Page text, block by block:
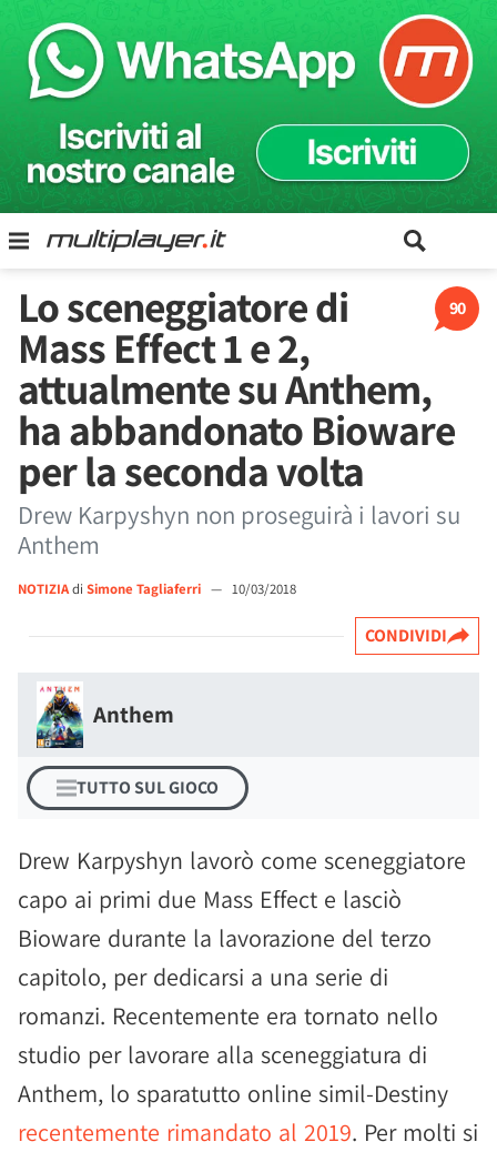
90
Lo sceneggiatore di
Mass Effect 1 e 2,
attualmente su Anthem,
ha abbandonato Bioware
per la seconda volta
Drew Karpyshyn non proseguirà i lavori su
Anthem
NOTIZIAdi Simone Tagliaferri — 10/03/2018
CONDIVIDI
Anthem
TUTTO SUL GIOCO
Drew Karpyshyn lavorò come sceneggiatore
capo ai primi due Mass Effect e lasciò
Bioware durante la lavorazione del terzo
capitolo, per dedicarsi a una serie di
romanzi. Recentemente era tornato nello
studio per lavorare alla sceneggiatura di
Anthem, lo sparatutto online simil-Destiny
recentemente rimandato al 2019. Per molti si